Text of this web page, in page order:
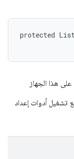
protected
على هذا الجهاز
تشغيل أدوات إعداد